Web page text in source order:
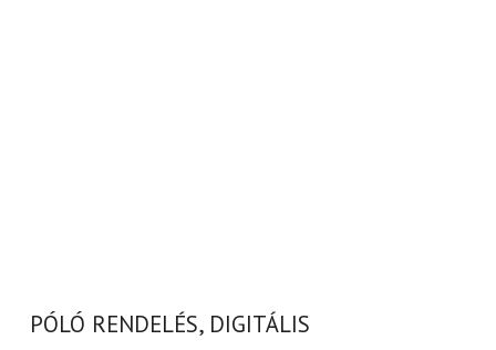
PÓLÓ RENDELÉS, DIGITÁLIS